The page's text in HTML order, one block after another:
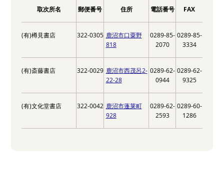
取次所名 郵便番号 住所 電話番号 FAX
(有)樽見書店 322-0305 鹿沼市口粟野
818
0289-85-
2070
0289-85-
3334
(有)斎藤書店 322-0029 鹿沼市西茂呂2-
22-28
0289-62-
0944
0289-62-
9325
(有)文化堂書店 322-0042 鹿沼市蓬莱町
928
0289-62-
2593
0289-60-
1286